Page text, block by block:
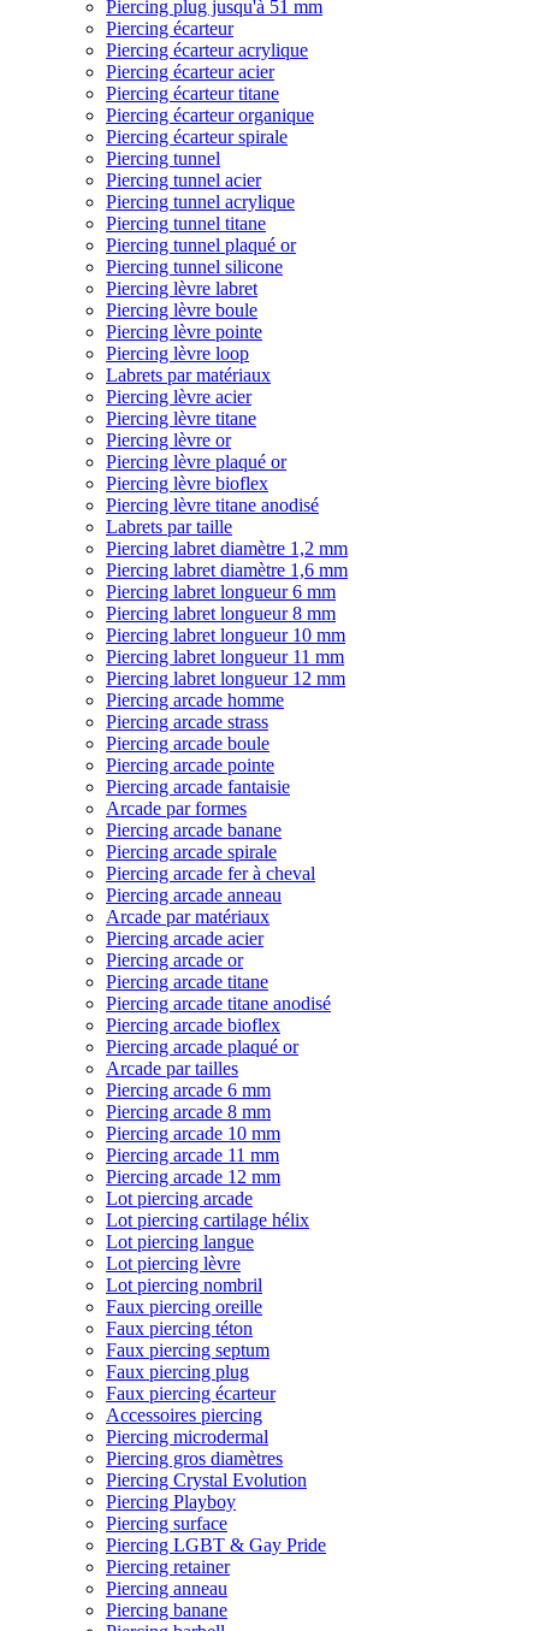
Piercing plug jusqu'à 51 mm
Piercing écarteur
Piercing écarteur acrylique
Piercing écarteur acier
Piercing écarteur titane
Piercing écarteur organique
Piercing écarteur spirale
Piercing tunnel
Piercing tunnel acier
Piercing tunnel acrylique
Piercing tunnel titane
Piercing tunnel plaqué or
Piercing tunnel silicone
Piercing lèvre labret
Piercing lèvre boule
Piercing lèvre pointe
Piercing lèvre loop
Labrets par matériaux
Piercing lèvre acier
Piercing lèvre titane
Piercing lèvre or
Piercing lèvre plaqué or
Piercing lèvre bioflex
Piercing lèvre titane anodisé
Labrets par taille
Piercing labret diamètre 1,2 mm
Piercing labret diamètre 1,6 mm
Piercing labret longueur 6 mm
Piercing labret longueur 8 mm
Piercing labret longueur 10 mm
Piercing labret longueur 11 mm
Piercing labret longueur 12 mm
Piercing arcade homme
Piercing arcade strass
Piercing arcade boule
Piercing arcade pointe
Piercing arcade fantaisie
Arcade par formes
Piercing arcade banane
Piercing arcade spirale
Piercing arcade fer à cheval
Piercing arcade anneau
Arcade par matériaux
Piercing arcade acier
Piercing arcade or
Piercing arcade titane
Piercing arcade titane anodisé
Piercing arcade bioflex
Piercing arcade plaqué or
Arcade par tailles
Piercing arcade 6 mm
Piercing arcade 8 mm
Piercing arcade 10 mm
Piercing arcade 11 mm
Piercing arcade 12 mm
Lot piercing arcade
Lot piercing cartilage hélix
Lot piercing langue
Lot piercing lèvre
Lot piercing nombril
Faux piercing oreille
Faux piercing téton
Faux piercing septum
Faux piercing plug
Faux piercing écarteur
Accessoires piercing
Piercing microdermal
Piercing gros diamètres
Piercing Crystal Evolution
Piercing Playboy
Piercing surface
Piercing LGBT & Gay Pride
Piercing retainer
Piercing anneau
Piercing banane